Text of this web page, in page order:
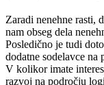
Zaradi nenehne rasti,
nam obseg dela
Posledično je tudi
dodatne sodelavce
V kolikor imate
razvoj na področju